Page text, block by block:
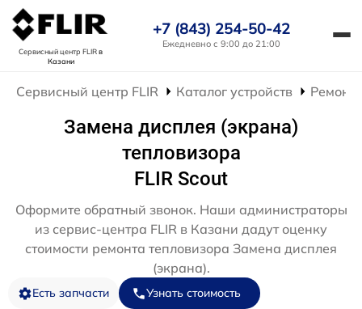
Сервисный центр FLIRв
Казани
+7 (843) 254-50-42
Ежедневно с 9:00 до 21:00
Сервисный центр FLIR Каталог устройств Ремонт
Замена дисплея (экрана)
тепловизора
FLIR Scout
Оформите обратный звонок. Наши администраторы
из сервис-центра FLIR в Казани дадут оценку
стоимости ремонта тепловизора Замена дисплея
(экрана).
Есть запчасти Узнать стоимость